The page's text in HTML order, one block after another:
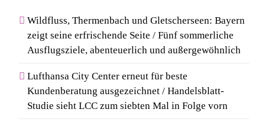
Wildfluss, Thermenbach und Gletscherseen: Bayern
zeigt seine erfrischende Seite / Fünf sommerliche
Ausflugsziele, abenteuerlich und außergewöhnlich
Lufthansa City Center erneut für beste
Kundenberatung ausgezeichnet / Handelsblatt-
Studie sieht LCC zum siebten Mal in Folge vorn